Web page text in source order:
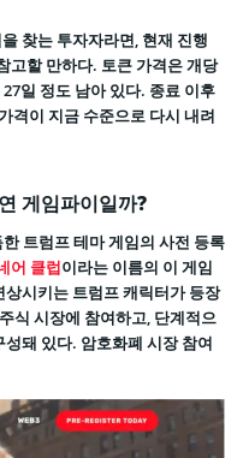
찾는 투자자라면, 현재 진행
고할 만하다. 토큰 가격은 개당
일 정도 남아 있다. 종료 이후
격이 지금 수준으로 다시 내려
게임파이일까?
트럼프 테마 게임의 사전 등록
어 클럽이라는 이름의 이 게임
시키는 트럼프 캐릭터가 등장
식 시장에 참여하고, 단계적으
돼 있다. 암호화폐 시장 참여